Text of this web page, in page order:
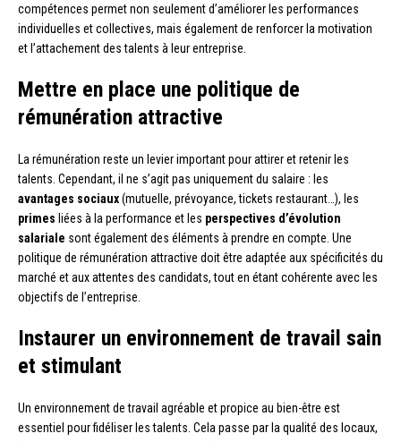
compétences permet non seulement d’améliorer les performances
individuelles et collectives, mais également de renforcer la motivation
et l’attachement des talents à leur entreprise.
Mettre en place une politique de
rémunération attractive
La rémunération reste un levier important pour attirer et retenir les
talents. Cependant, il ne s’agit pas uniquement du salaire : les
avantages sociaux(mutuelle, prévoyance, tickets restaurant…), les
primes liées à la performance et les perspectives d’évolution
salariale sont également des éléments à prendre en compte. Une
politique de rémunération attractive doit être adaptée aux spécificités du
marché et aux attentes des candidats, tout en étant cohérente avec les
objectifs de l’entreprise.
Instaurer un environnement de travail sain
et stimulant
Un environnement de travail agréable et propice au bien-être est
essentiel pour fidéliser les talents. Cela passe par la qualité des locaux,